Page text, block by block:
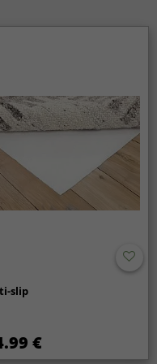
keuze voor wie
met een exclusieve
verzorging behoudt
slip
€